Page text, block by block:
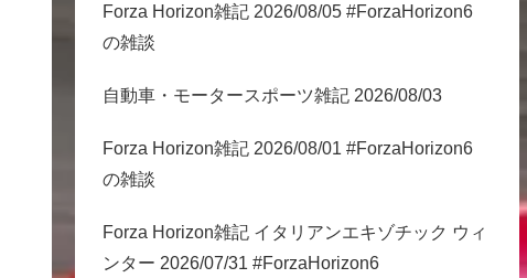
Forza Horizon雑記 2026/08/05 #ForzaHorizon6
の雑談
自動車・モータースポーツ雑記 2026/08/03
Forza Horizon雑記 2026/08/01 #ForzaHorizon6
の雑談
Forza Horizon雑記 イタリアンエキゾチック ウィ
ンター 2026/07/31 #ForzaHorizon6